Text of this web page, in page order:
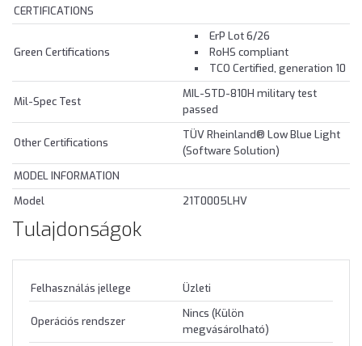
CERTIFICATIONS
Green Certifications
ErP Lot 6/26
RoHS compliant
TCO Certified, generation 10
Mil-Spec Test
MIL-STD-810H military test
passed
Other Certifications
TÜV Rheinland® Low Blue Light
(Software Solution)
MODEL INFORMATION
Model
21T0005LHV
Tulajdonságok
Felhasználás jellege Üzleti
Operációs rendszer
Nincs (Külön
megvásárolható)